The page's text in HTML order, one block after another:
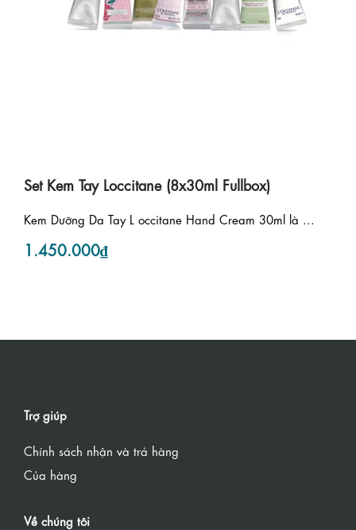
Set Kem Tay Loccitane (8x30ml Fullbox)
Kem Dưỡng Da Tay L occitane Hand Cream 30ml là ...
1.450.000₫
Trợ giúp
Chính sách nhận và trả hàng
Của hàng
Về chúng tôi